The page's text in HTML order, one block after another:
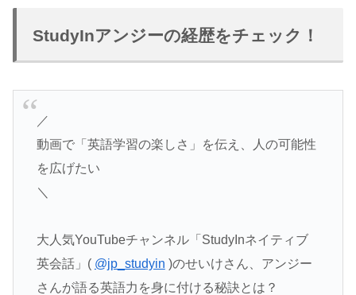
StudyInアンジーの経歴をチェック！
／
動画で「英語学習の楽しさ」を伝え、人の可能性
を広げたい
＼
大人気YouTubeチャンネル「StudyInネイティブ
英会話」( @jp_studyin )のせいけさん、アンジー
さんが語る英語力を身に付ける秘訣とは？